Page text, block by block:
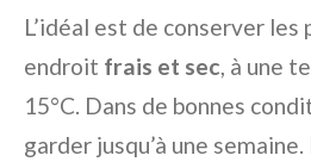
L’idéal est de conserver les
endroit frais et sec, à une
15°C. Dans de bonnes
garder jusqu’à une